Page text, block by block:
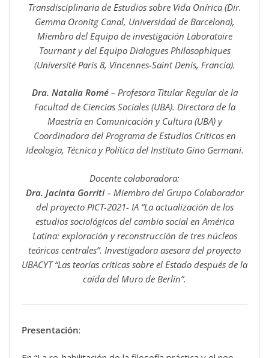
Transdisciplinaria de Estudios sobre Vida Onírica (Dir.
Gemma Oronitg Canal, Universidad de Barcelona),
Miembro del Equipo de investigación Laboratoire
Tournant y del Equipo Dialogues Philosophiques
(Université Paris 8, Vincennes-Saint Denis, Francia).
Dra. Natalia Romé– Profesora Titular Regular de la
Facultad de Ciencias Sociales (UBA). Directora de la
Maestría en Comunicación y Cultura (UBA) y
Coordinadora del Programa de Estudios Críticos en
Ideología, Técnica y Política del Instituto Gino Germani.
Docente colaboradora:
Dra. Jacinta Gorriti– Miembro del Grupo Colaborador
del proyecto PICT-2021- IA “La actualización de los
estudios sociológicos del cambio social en América
Latina: exploración y reconstrucción de tres núcleos
teóricos centrales”. Investigadora asesora del proyecto
UBACYT “Las teorías críticas sobre el Estado después de la
caída del Muro de Berlín”.
Presentación: